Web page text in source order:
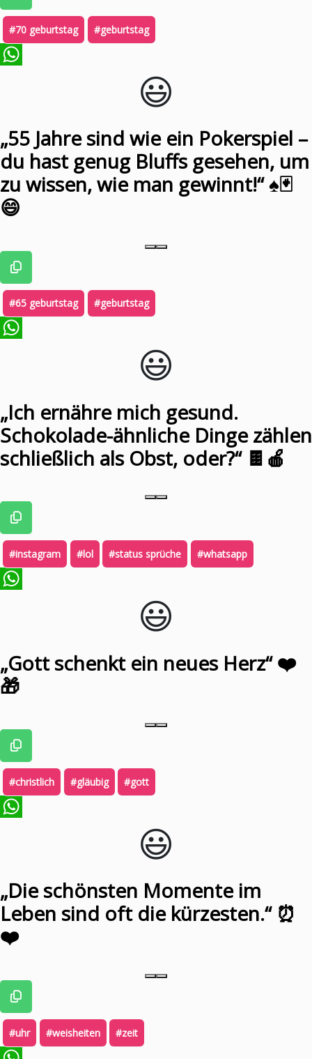
#70 geburtstag #geburtstag
😃️
„55 Jahre sind wie ein Pokerspiel –
du hast genug Bluffs gesehen, um
zu wissen, wie man gewinnt!“ ♠️🃏
😄
#65 geburtstag #geburtstag
😃️
„Ich ernähre mich gesund.
Schokolade-ähnliche Dinge zählen
schließlich als Obst, oder?“ 🍫🍎
#instagram #lol #status sprüche #whatsapp
😃️
„Gott schenkt ein neues Herz“ ❤️
🎁
#christlich #gläubig #gott
😃️
„Die schönsten Momente im
Leben sind oft die kürzesten.“ ⏰
❤️
#uhr #weisheiten #zeit